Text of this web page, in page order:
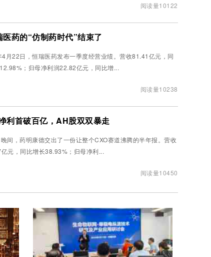
阅读量10122
药的“仿制药时代”结束了
月22日，恒瑞医药发布一季度经营业绩。营收81.41亿元，同
；归母净利润22.82亿元，同比增...
阅读量10238
利首破百亿，AH股双双暴走
间，药明康德交出了一份让整个CXO赛道沸腾的半年报。营收
元，同比增长38.93%；归母净利...
阅读量10450